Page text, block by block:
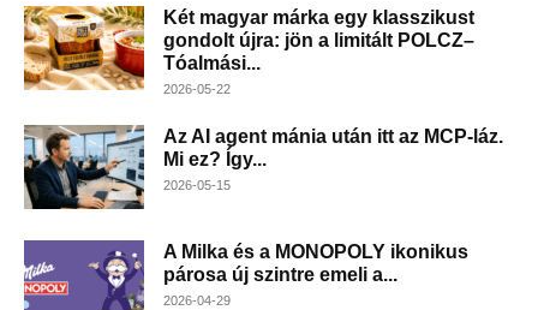
Két magyar márka egy klasszikust
gondolt újra: jön a limitált POLCZ–
Tóalmási...
2026-05-22
Az AI agent mánia után itt az MCP-láz.
Mi ez? Így...
2026-05-15
A Milka és a MONOPOLY ikonikus
párosa új szintre emeli a...
2026-04-29